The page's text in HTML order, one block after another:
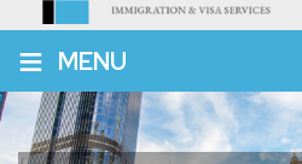
≡ MENU